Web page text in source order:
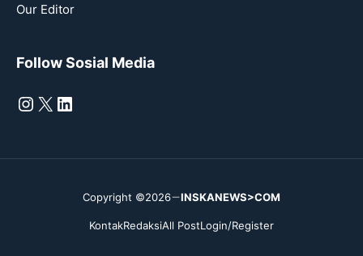
Our Editor
Follow Sosial Media
Instagram
X LinkedIn
Copyright ©2026 INSKANEWS>COM
KontakRedaksiAll PostLogin/Register